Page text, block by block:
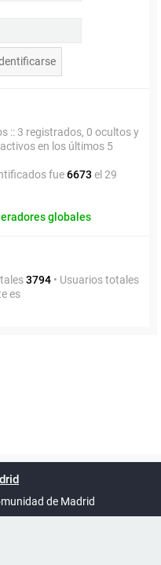
:: 3 registrados, 0 ocultos y
en los últimos 5
fue6673 el 29
globales
3794 • Usuarios totales
es
de Madrid